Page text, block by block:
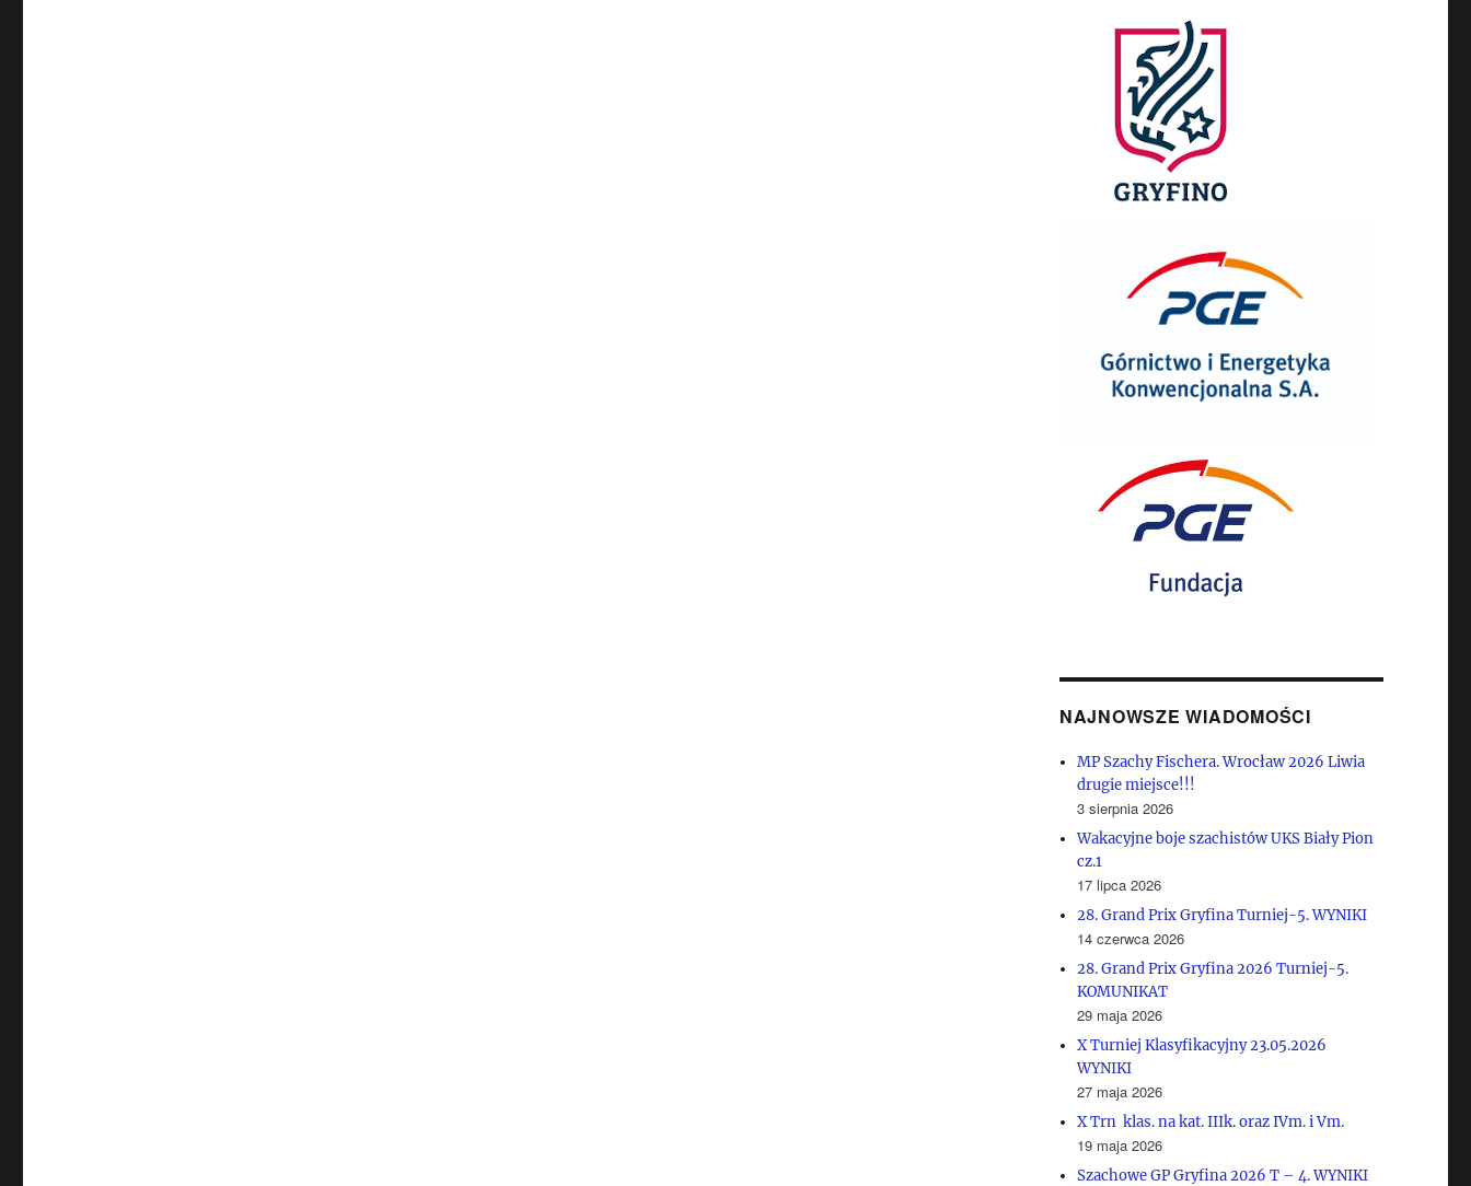
NAJNOWSZE WIADOMOŚCI
MP Szachy Fischera. Wrocław 2026 Liwia
drugie miejsce!!!
3 sierpnia 2026
Wakacyjne boje szachistów UKS Biały Pion
cz.1
17 lipca 2026
28. Grand Prix Gryfina Turniej-5. WYNIKI
14 czerwca 2026
28. Grand Prix Gryfina 2026 Turniej-5.
KOMUNIKAT
29 maja 2026
X Turniej Klasyfikacyjny 23.05.2026
WYNIKI
27 maja 2026
X Trn klas. na kat. IIIk. oraz IVm. i Vm.
19 maja 2026
Szachowe GP Gryfina 2026 T – 4. WYNIKI